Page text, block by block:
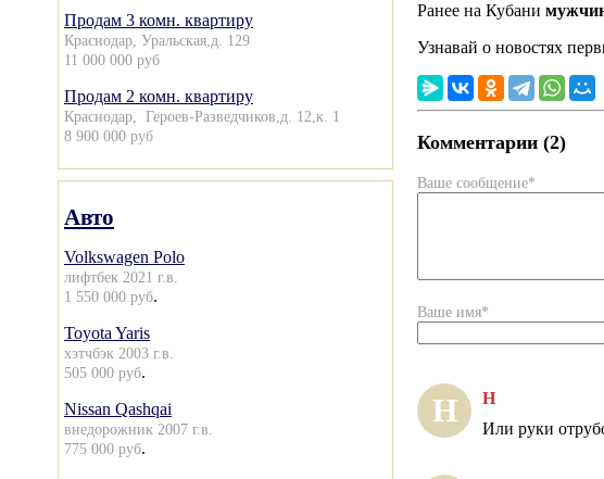
Продам 3 комн. квартиру
Краснодар, Уральская,д. 129
11 000 000 руб
Продам 2 комн. квартиру
Краснодар, Героев-Разведчиков,д. 12,к. 1
8 900 000 руб
Авто
Volkswagen Polo
лифтбек 2021 г.в.
1 550 000 руб.
Toyota Yaris
хэтчбэк 2003 г.в.
505 000 руб.
Nissan Qashqai
внедорожник 2007 г.в.
775 000 руб.
Ранее на Кубани
Узнавай о новостях
Комментарии (2)
Ваше сообщение*
Ваше имя*
Н Н
Или руки